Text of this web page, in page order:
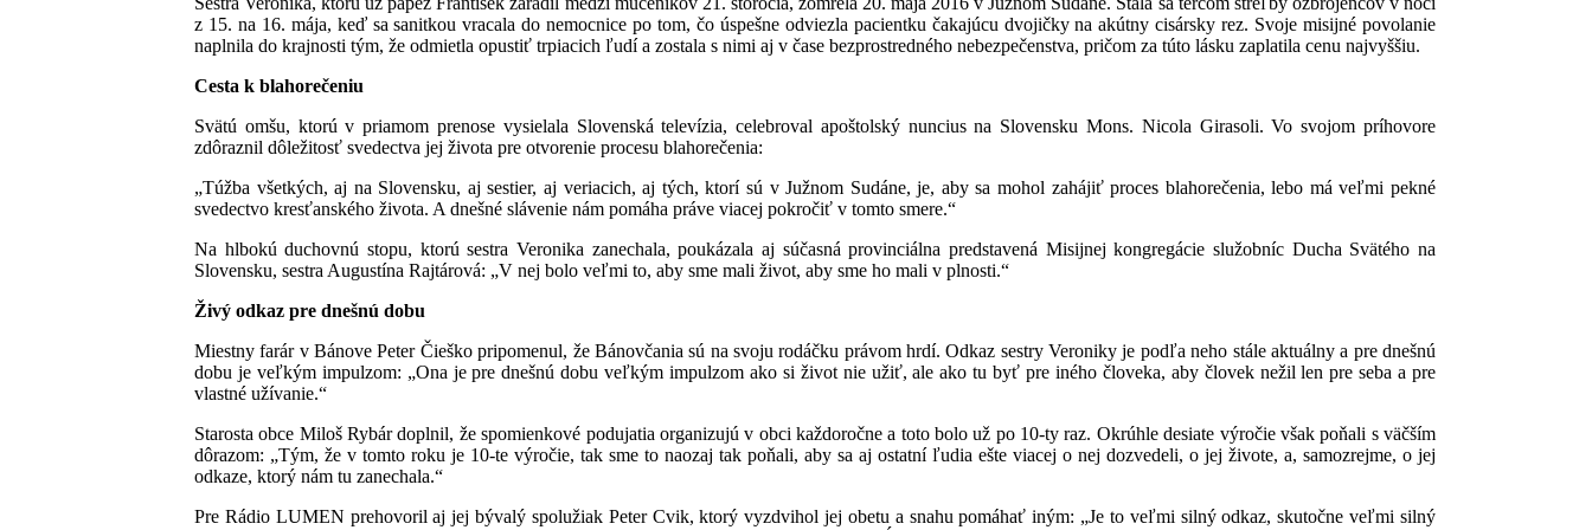
z 15. na 16. mája, keď sa sanitkou vracala do nemocnice po tom, čo úspešne odviezla pacientku čakajúcu dvojičky na akútny cisársky rez. Svoje misijné povolanie
naplnila do krajnosti tým, že odmietla opustiť trpiacich ľudí a zostala s nimi aj v čase bezprostredného nebezpečenstva, pričom za túto lásku zaplatila cenu najvyššiu.
Cesta k blahorečeniu
Svätú omšu, ktorú v priamom prenose vysielala Slovenská televízia, celebroval apoštolský nuncius na Slovensku Mons. Nicola Girasoli. Vo svojom príhovore
zdôraznil dôležitosť svedectva jej života pre otvorenie procesu blahorečenia:
„Túžba všetkých, aj na Slovensku, aj sestier, aj veriacich, aj tých, ktorí sú v Južnom Sudáne, je, aby sa mohol zahájiť proces blahorečenia, lebo má veľmi pekné
svedectvo kresťanského života. A dnešné slávenie nám pomáha práve viacej pokročiť v tomto smere.“
Na hlbokú duchovnú stopu, ktorú sestra Veronika zanechala, poukázala aj súčasná provinciálna predstavená Misijnej kongregácie služobníc Ducha Svätého na
Slovensku, sestra Augustína Rajtárová: „V nej bolo veľmi to, aby sme mali život, aby sme ho mali v plnosti.“
Živý odkaz pre dnešnú dobu
Miestny farár v Bánove Peter Čieško pripomenul, že Bánovčania sú na svoju rodáčku právom hrdí. Odkaz sestry Veroniky je podľa neho stále aktuálny a pre dnešnú
dobu je veľkým impulzom: „Ona je pre dnešnú dobu veľkým impulzom ako si život nie užiť, ale ako tu byť pre iného človeka, aby človek nežil len pre seba a pre
vlastné užívanie.“
Starosta obce Miloš Rybár doplnil, že spomienkové podujatia organizujú v obci každoročne a toto bolo už po 10-ty raz. Okrúhle desiate výročie však poňali s väčším
dôrazom: „Tým, že v tomto roku je 10-te výročie, tak sme to naozaj tak poňali, aby sa aj ostatní ľudia ešte viacej o nej dozvedeli, o jej živote, a, samozrejme, o jej
odkaze, ktorý nám tu zanechala.“
Pre Rádio LUMEN prehovoril aj jej bývalý spolužiak Peter Cvik, ktorý vyzdvihol jej obetu a snahu pomáhať iným: „Je to veľmi silný odkaz, skutočne veľmi silný